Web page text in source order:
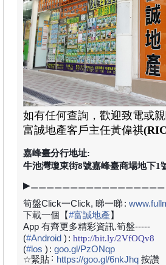
如有任何查詢，歡迎致電或親
富誠地產客戶主任黃偉祺
嘉峰臺分行地址:
牛池灣瓊東街8號嘉峰臺商場地下1
▶⚊⚊⚊⚊⚊⚊⚊⚊⚊⚊⚊⚊⚊⚊⚊⚊⚊
筍盤Click一Click, 睇一睇:
下載一個【#富誠地產】
App 有齊更多精彩資訊.筍盤-----
(#Android ) : http://bit.ly/2VfOQv8
(#los ) : goo.gl/PzONqp
☆緊貼 :https://goo.gl/6nkJhq 按讚